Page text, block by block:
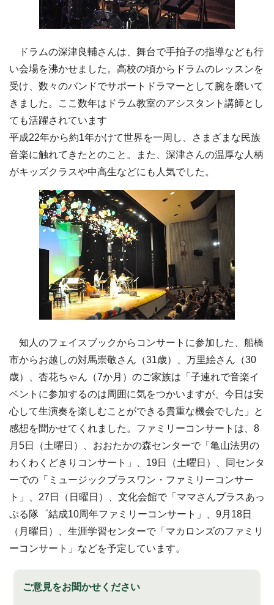
ドラムの深津良輔さんは、舞台で手拍子の指導なども行
い会場を沸かせました。高校の頃からドラムのレッスンを
受け、数々のバンドでサポートドラマーとして腕を磨いて
きました。ここ数年はドラム教室のアシスタント講師とし
ても活躍されています
平成22年から約1年かけて世界を一周し、さまざまな民族
音楽に触れてきたとのこと。また、深津さんの温厚な人柄
がキッズクラスや中高生などにも人気でした。
知人のフェイスブックからコンサートに参加した、船橋
市からお越しの対馬崇敬さん（31歳）、万里絵さん（30
歳）、杏花ちゃん（7か月）のご家族は「子連れで音楽イ
ベントに参加するのは周囲に気をつかいますが、今日は安
心して生演奏を楽しむことができる貴重な機会でした」と
感想を聞かせてくれました。ファミリーコンサートは、8
月5日（土曜日）、おおたかの森センターで「亀山法男の
わくわくどきりコンサート」、19日（土曜日）、同センタ
ーでの「ミュージックプラスワン・ファミリーコンサー
ト」、27日（日曜日）、文化会館で「ママさんブラスあっ
ぷる隊゜結成10周年ファミリーコンサート」、9月18日
（月曜日）、生涯学習センターで「マカロンズのファミリ
ーコンサート」などを予定しています。
ご意見をお聞かせください